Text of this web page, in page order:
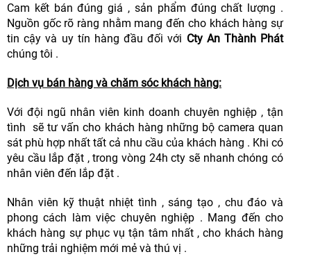
Cam kết bán đúng giá , sản phẩm đúng chất lượng .
Nguồn gốc rõ ràng nhằm mang đến cho khách hàng sự
tin cậy và uy tín hàng đầu đối với Cty An Thành Phát
chúng tôi .
Dịch vụ bán hàng và chăm sóc khách hàng:
Với đội ngũ nhân viên kinh doanh chuyên nghiệp , tận
tình sẽ tư vấn cho khách hàng những bộ camera quan
sát phù hợp nhất tất cả nhu cầu của khách hàng . Khi có
yêu cầu lắp đặt , trong vòng 24h cty sẽ nhanh chóng có
nhân viên đến lắp đặt .
Nhân viên kỹ thuật nhiệt tình , sáng tạo , chu đáo và
phong cách làm việc chuyên nghiệp . Mang đến cho
khách hàng sự phục vụ tận tâm nhất , cho khách hàng
những trải nghiệm mới mẻ và thú vị .